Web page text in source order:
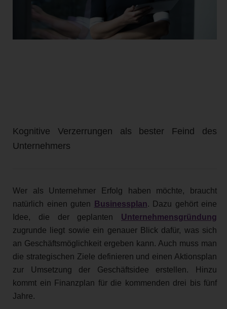
Kognitive Verzerrungen als bester Feind des
Unternehmers
Wer als Unternehmer Erfolg haben möchte, braucht
natürlich einen guten
Businessplan. Dazu gehört eine
Idee, die der geplanten Unternehmensgründung
zugrunde liegt sowie ein genauer Blick dafür, was sich
an Geschäftsmöglichkeit ergeben kann. Auch muss man
die strategischen Ziele definieren und einen Aktionsplan
zur Umsetzung der Geschäftsidee erstellen. Hinzu
kommt ein Finanzplan für die kommenden drei bis fünf
Jahre.